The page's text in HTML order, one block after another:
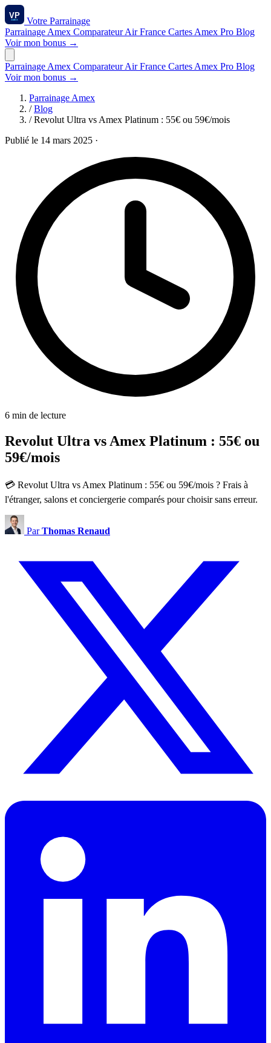
Votre Parrainage
Parrainage Amex ComparateurAir France Cartes Amex Pro Blog
Voir mon bonus →
Parrainage Amex ComparateurAir France Cartes Amex Pro Blog
Voir mon bonus →
Parrainage Amex
/ Blog
/ Revolut Ultra vs Amex Platinum : 55€ ou 59€/mois
Publié le 14 mars 2025 ·
6 min de lecture
Revolut Ultra vs Amex Platinum : 55€ ou
59€/mois
💳 Revolut Ultra vs Amex Platinum : 55€ ou 59€/mois ? Frais à
l'étranger, salons et conciergerie comparés pour choisir sans erreur.
ParThomas Renaud